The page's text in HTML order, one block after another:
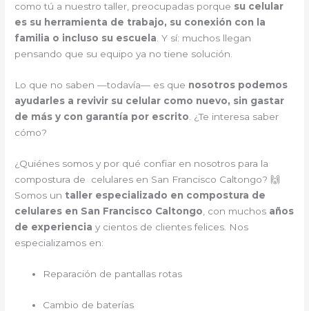
como tú a nuestro taller, preocupadas porque su celular
es su herramienta de trabajo, su conexión con la
familia o incluso su escuela . Y sí: muchos llegan
pensando que su equipo ya no tiene solución.
Lo que no saben —todavía— es que nosotros podemos
ayudarles a revivir su celular como nuevo, sin gastar
de más y con garantía por escrito . ¿Te interesa saber
cómo?
¿Quiénes somos y por qué confiar en nosotros para la
compostura de celulares en San Francisco Caltongo? 🙌
Somos un taller especializado en compostura de
celulares en San Francisco Caltongo , con muchos años
de experiencia y cientos de clientes felices. Nos
especializamos en:
Reparación de pantallas rotas
Cambio de baterías